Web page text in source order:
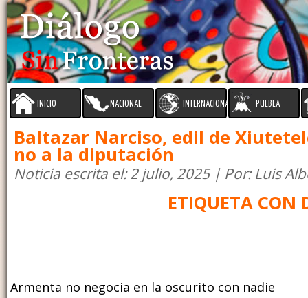
INICIO NACIONAL INTERNACIONAL PUEBLA
Baltazar Narciso, edil de
no a la diputación
Noticia escrita el: 2 julio, 2025 | Por: Luis
ETIQUETA CON
Armenta no negocia en la oscurito con nadie